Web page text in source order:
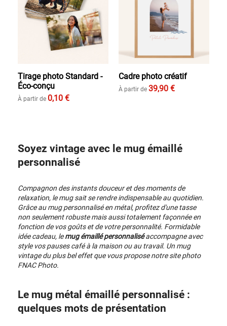
Tirage photo Standard -
Éco-conçu
À partir de 0,10 €
Cadre photo créatif
À partir de 39,90 €
Soyez vintage avec le mug émaillé
personnalisé
Compagnon des instants douceur et des moments de
relaxation, le mug sait se rendre indispensable au quotidien.
Grâce au mug personnalisé en métal, profitez d'une tasse
non seulement robuste mais aussi totalement façonnée en
fonction de vos goûts et de votre personnalité. Formidable
idée cadeau, lemug émaillé personnaliséaccompagne avec
style vos pauses café à la maison ou au travail. Un mug
vintage du plus bel effet que vous propose notresite photo
FNAC Photo.
Le mug métal émaillé personnalisé :
quelques mots de présentation